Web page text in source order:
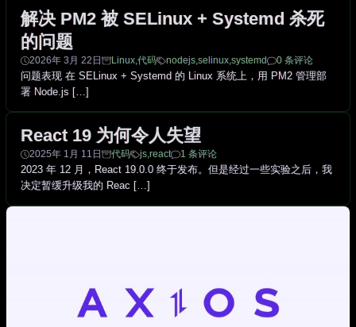
解决 PM2 被 SELinux + Systemd 杀死
的问题
2026年 3月 22日 Linux,代码 nodejs,selinux,systemd
0 条评论
问题表现 在 SELinux + Systemd 的 Linux 系统上，用 PM2 管理部
署 Node.js […]
React 19 为何令人失望
2025年 1月 11日 代码 js,react
1 条评论
2023 年 12 月，React 19.0.0 终于发布。但是经过一些实验之后，我
决定暂缓升级我的 Reac […]